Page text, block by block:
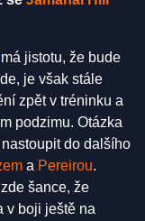
má jistotu, že bude
je však stále
zpět v tréninku a
podzimu. Otázka
do dalšího
a Pereirou.
šance, že
v boji ještě na